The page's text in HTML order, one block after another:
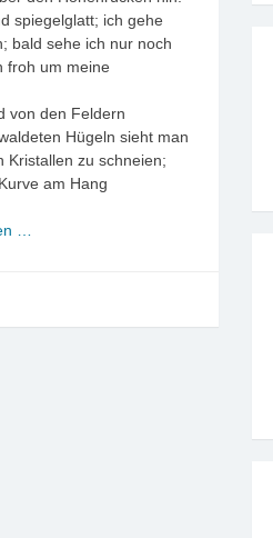
spiegelglatt; ich gehe
bald sehe ich nur noch
froh um meine
von den Feldern
Hügeln sieht man
Kristallen zu schneien;
am Hang
…